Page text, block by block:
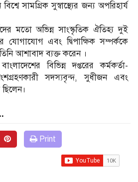
সামগ্রিক সুস্বাস্থ্যের জন্য অপরিহার্য
মতো অভিন্ন সাংস্কৃতিক ঐতিহ্য দুই
যোগাযোগ এবং দ্বিপাক্ষিক সম্পর্ককে
আশাবাদ ব্যক্ত করেন ।
বিভিন্ন দপ্তরের কর্মকর্তা-
সদস্যবৃন্দ, সুধীজন এবং
Print